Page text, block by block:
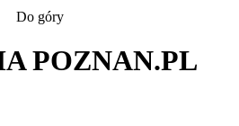
Do góry
POZNAN.PL